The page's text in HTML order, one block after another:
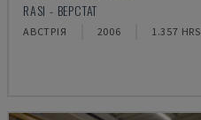
RASI - ВЕРСТАТ
АВСТРІЯ 2006 1.357 HRS